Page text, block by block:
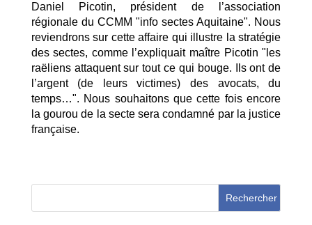
Daniel Picotin, président de l’association
régionale du CCMM "info sectes Aquitaine". Nous
reviendrons sur cette affaire qui illustre la stratégie
des sectes, comme l’expliquait maître Picotin "les
raëliens attaquent sur tout ce qui bouge. Ils ont de
l’argent (de leurs victimes) des avocats, du
temps…". Nous souhaitons que cette fois encore
la gourou de la secte sera condamné par la justice
française.